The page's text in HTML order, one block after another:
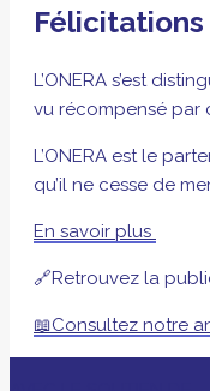
Félicitations
L’ONERA s’est
vu récompensé par
L’ONERA est le
qu’il ne cesse de
En savoir plus
🔗Retrouvez la
📖Consultez notre